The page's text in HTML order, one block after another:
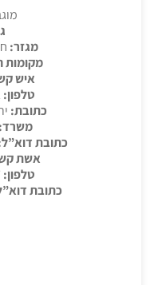
מגזר:
מקומות
איש
טלפון:
כתובת:
משרד:
כתובת
אשת
טלפון:
כתובת